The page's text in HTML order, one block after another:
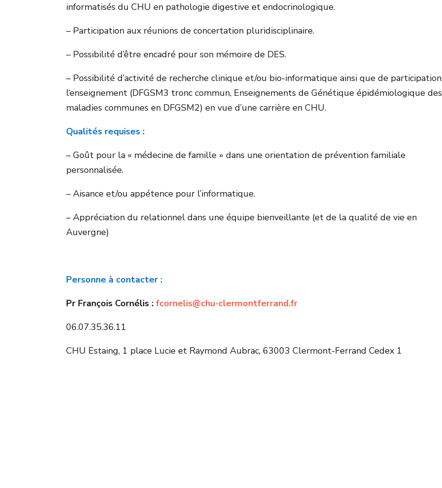
informatisés du CHU en pathologie digestive et endocrinologique.
– Participation aux réunions de concertation pluridisciplinaire.
– Possibilité d’être encadré pour son mémoire de DES.
– Possibilité d’activité de recherche clinique et/ou bio-informatique ainsi que de
l‘enseignement (DFGSM3 tronc commun, Enseignements de Génétique épidémiologique des
maladies communes en DFGSM2) en vue d’une carrière en CHU.
Qualités requises :
– Goût pour la « médecine de famille » dans une orientation de prévention familiale
personnalisée.
– Aisance et/ou appétence pour l’informatique.
– Appréciation du relationnel dans une équipe bienveillante (et de la qualité de vie en
Auvergne)
Personne à contacter :
Pr François Cornélis :fcornelis@chu-clermontferrand.fr
06.07.35.36.11
CHU Estaing, 1 place Lucie et Raymond Aubrac, 63003 Clermont-Ferrand Cedex 1